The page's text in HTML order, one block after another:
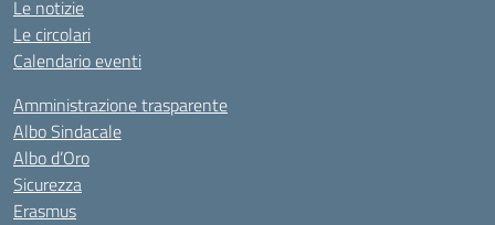
Le notizie
Le circolari
Calendario eventi
Amministrazione trasparente
Albo Sindacale
Albo d’Oro
Sicurezza
Erasmus